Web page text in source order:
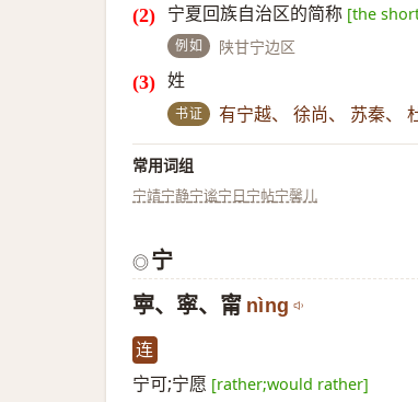
宁夏回族自治区的简称 [the
例如 陕甘宁边区
姓
书证 有宁越、 徐尚、 苏秦、
常用词组
宁靖宁静宁谧宁日宁帖宁馨儿
◎宁
寕、寜、甯 nìng
连
宁可;宁愿 [rather;would rather]